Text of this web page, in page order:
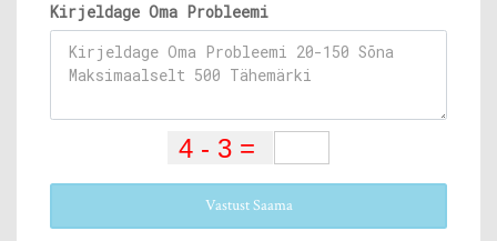
Kirjeldage Oma Probleemi
Vastust Saama